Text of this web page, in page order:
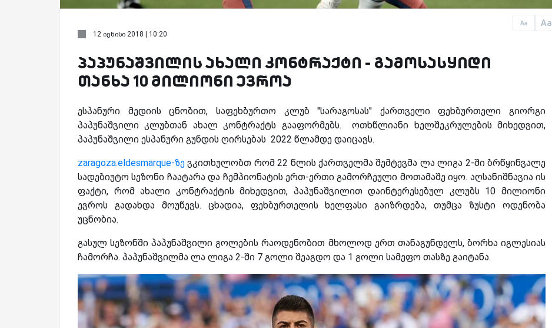
Aa Aa
12 ივნისი 2018 | 10:20
პაპუნაშვილის ახალი კონტრაქტი - გამოსასყიდი
თანხა 10 მილიონი ევროა
ესპანური მედიის ცნობით, საფეხბურთო კლუბ ''სარაგოსას'' ქართველი ფეხბურთელი გიორგი
პაპუნაშვილი კლუბთან ახალ კონტრაქტს გააფორმებს. ოთხწლიანი ხელშეკრულების მიხედვით,
პაპუნაშვილი ესპანური გუნდის ღირსებას 2022 წლამდე დაიცავს.
zaragoza.eldesmarque-ზე ვკითხულობთ რომ 22 წლის ქართველმა შემტევმა ლა ლიგა 2-ში ბრწყინვალე
სადებიუტო სეზონი ჩაატარა და ჩემპიონატის ერთ-ერთი გამორჩეული მოთამაშე იყო. აღსანიშნავია ის
ფაქტი, რომ ახალი კონტრაქტის მიხედვით, პაპუნაშვილით დაინტერესებულ კლუბს 10 მილიონი
ევროს გადახდა მოუწევს. ცხადია, ფეხბურთელის ხელფასი გაიზრდება, თუმცა ზუსტი ოდენობა
უცნობია.
გასულ სეზონში პაპუნაშვილი გოლების რაოდენობით მხოლოდ ერთ თანაგუნდელს, ბორხა იგლესიას
ჩამორჩა. პაპუნაშვილმა ლა ლიგა 2-ში 7 გოლი შეაგდო და 1 გოლი სამეფო თასზე გაიტანა.